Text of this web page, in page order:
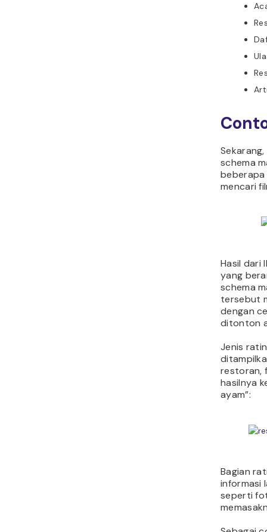
schema
beberapa
mencari
Hasil dari
yang
schema
tersebut
dengan
ditonton
Jenis
restoran,
hasilnya
ayam”:
Bagian
informasi
seperti